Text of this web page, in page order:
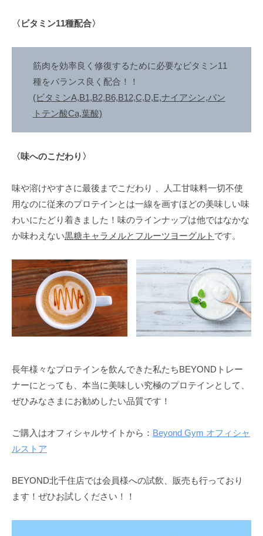
せ
し
い
理
想
的
体
を
手
に
れ
こ
ま
す
〈ビタミン11種配合〉
筋肉を効率良く修復するために必要なビタミン11
種をバランス良く配合！！
(ビタミンA,B1,B2,B6,B12,C,D,E,ナイアシン,パン
トテン酸Ca,葉酸)
〈味へのこだわり〉
味や溶けやすさに最後までこだわり 、人工甘味料一切不使
用なのに従来のプロテインとは一線を画すほどの美味しい味
わいにたどり着きました！味のラインナップは他ではなかな
か味わえない黒糖キャラメルとフルーツヨーグルト です。
長年様々なプロテインを飲んできた私たちBEYONDトレー
ナーにとっても、本当に美味しい究極のプロテインとして、
ぜひみなさまにお勧めしたい品質です！
ご購入はオフィシャルサイトから： Beyond Gym オフィシャ
ルストア
BEYOND北千住店では会員様への試飲、販売も行っており
ます！ぜひお試しください！！